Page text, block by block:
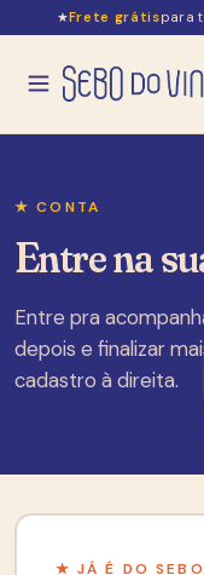
★Frete grátispara
★ CONTA
Entre na
Entre pra
depois e finalizar
cadastro à direita.
★ JÁ É DO